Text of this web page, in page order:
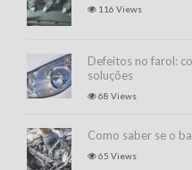
116 Views
Defeitos no farol:
soluções
68 Views
Como saber se o
65 Views